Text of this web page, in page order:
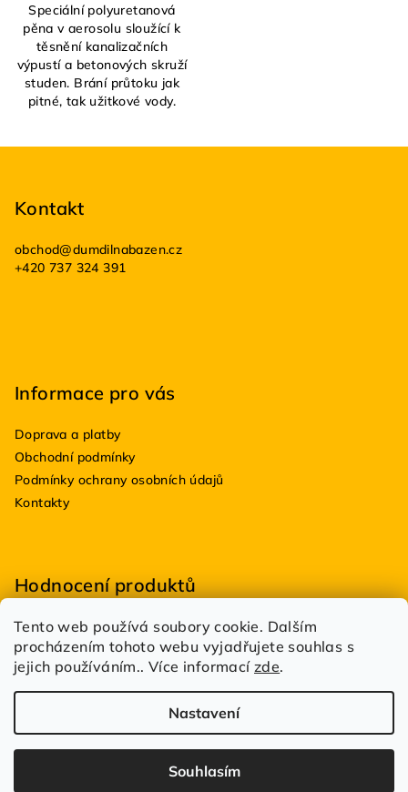
Tento web používá soubory cookie. Dalším
procházením tohoto webu vyjadřujete souhlas s
jejich používáním.. Více informací zde.
Nastavení
Souhlasím
Speciální polyuretanová
pěna v aerosolu sloužící k
těsnění kanalizačních
výpustí a betonových skruží
studen. Brání průtoku jak
pitné, tak užitkové vody.
Kontakt
obchod@dumdilnabazen.cz
+420 737 324 391
Informace pro vás
Doprava a platby
Obchodní podmínky
Podmínky ochrany osobních údajů
Kontakty
Hodnocení produktů
BioDRY bakterie do suchých WC 100g
Hodnocení produktu je 5 z 5 hvězdiček.
|
Estetik Profi
Hodnocení produktu je 5 z 5 hvězdiček.
|